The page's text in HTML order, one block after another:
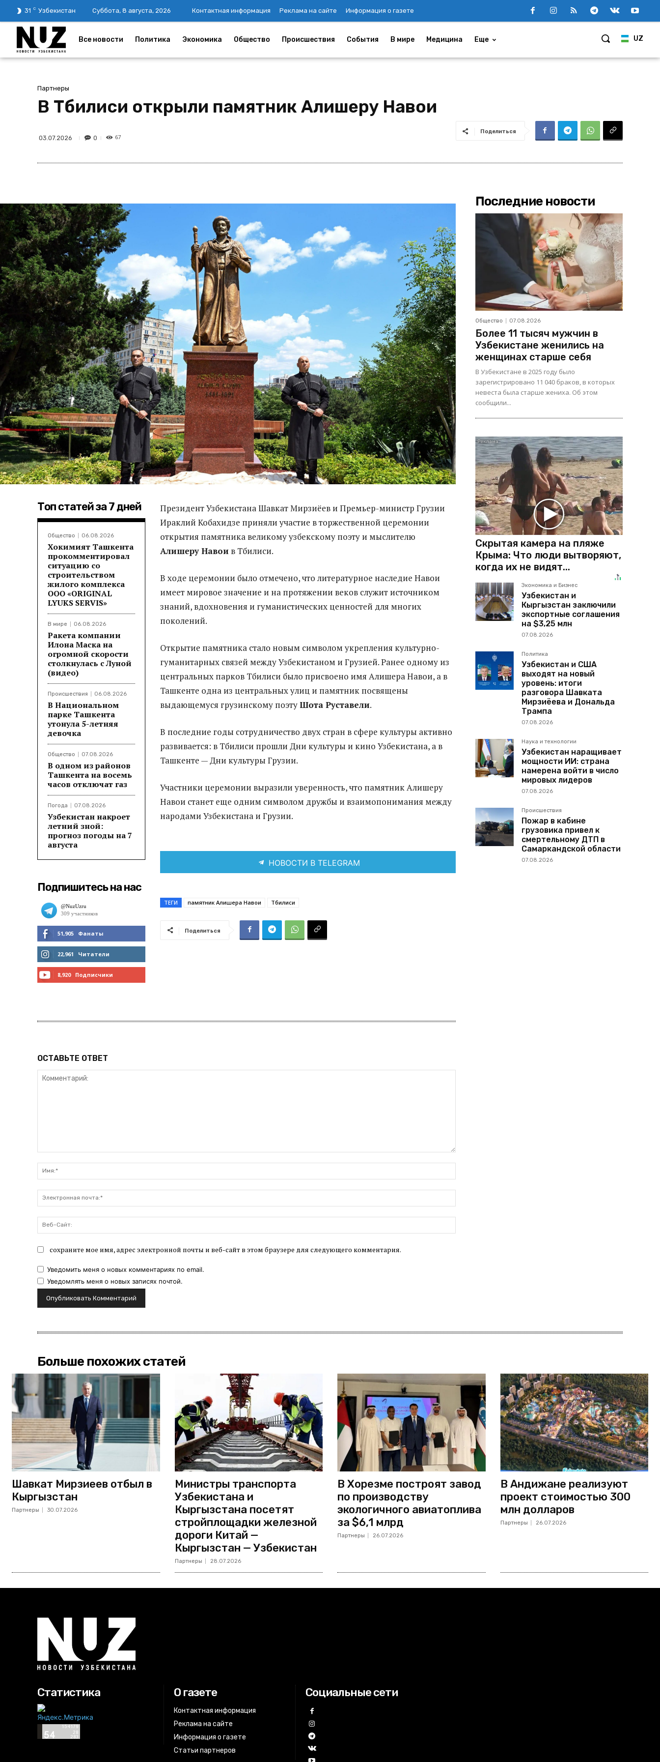
31 C Узбекистан Суббота, 8 августа, 2026 Контактная информация Реклама на сайте Информация о газете
UZ
Все новости Политика Экономика Общество Происшествия События В мире Медицина Еще
Партнеры
В Тбилиси открыли памятник Алишеру Навои
03.07.2026 0 67
Поделиться
Топ статей за 7 дней
Общество 06.08.2026
Хокимият Ташкента
прокомментировал
ситуацию со
строительством
жилого комплекса
ООО «ORIGINAL
LYUKS SERVIS»
В мире 06.08.2026
Ракета компании
Илона Маска на
огромной скорости
столкнулась с Луной
(видео)
Происшествия 06.08.2026
В Национальном
парке Ташкента
утонула 5-летняя
девочка
Общество 07.08.2026
В одном из районов
Ташкента на восемь
часов отключат газ
Погода 07.08.2026
Узбекистан накроет
летний зной:
прогноз погоды на 7
августа
Подпишитесь на нас
51,905 Фанаты
МНЕ НРАВИТСЯ
22,961 Читатели
8,920 Подписчики
Президент Узбекистана Шавкат Мирзиёев и Премьер-министр Грузии
Ираклий Кобахидзе приняли участие в торжественной церемонии
открытия памятника великому узбекскому поэту и мыслителю
Алишеру Навои в Тбилиси.
В ходе церемонии было отмечено, что литературное наследие Навои
имеет мировое значение и на протяжении веков служит источником
знаний, вдохновения и гуманистических ценностей для многих
поколений.
Открытие памятника стало новым символом укрепления культурно-
гуманитарных связей между Узбекистаном и Грузией. Ранее одному из
центральных парков Тбилиси было присвоено имя Алишера Навои, а в
Ташкенте одна из центральных улиц и памятник посвящены
выдающемуся грузинскому поэтуШота Руставели.
В последние годы сотрудничество двух стран в сфере культуры активно
развивается: в Тбилиси прошли Дни культуры и кино Узбекистана, а в
Ташкенте — Дни культуры Грузии.
Участники церемонии выразили уверенность, что памятник Алишеру
Навои станет еще одним символом дружбы и взаимопонимания между
народами Узбекистана и Грузии.
НОВОСТИ В TELEGRAM
ТЕГИ памятник Алишера Навои Тбилиси
Поделиться
ОСТАВЬТЕ ОТВЕТ
почта:*
Сайт:
сохраните мое имя, адрес электронной почты и веб-сайт в этом браузере для следующего комментария.
Уведомить меня о новых комментариях по email.
Уведомлять меня о новых записях почтой.
Последние новости
Общество 07.08.2026
Более 11 тысяч мужчин в
Узбекистане женились на
женщинах старше себя
В Узбекистане в 2025 году было
зарегистрировано 11 040 браков, в которых
невеста была старше жениха. Об этом
сообщили...
Скрытая камера на пляже
Крыма: Что люди вытворяют,
когда их не видят...
Экономика и Бизнес
Узбекистан и
Кыргызстан заключили
экспортные соглашения
на $3,25 млн
07.08.2026
Политика
Узбекистан и США
выходят на новый
уровень: итоги
разговора Шавката
Мирзиёева и Дональда
Трампа
07.08.2026
Наука и технологии
Узбекистан наращивает
мощности ИИ: страна
намерена войти в число
мировых лидеров
07.08.2026
Происшествия
Пожар в кабине
грузовика привел к
смертельному ДТП в
Самаркандской области
07.08.2026
Больше похожих статей
Шавкат Мирзиеев отбыл в
Кыргызстан
Партнеры 30.07.2026
Министры транспорта
Узбекистана и
Кыргызстана посетят
стройплощадки железной
дороги Китай —
Кыргызстан — Узбекистан
Партнеры 28.07.2026
В Хорезме построят завод
по производству
экологичного авиатоплива
за $6,1 млрд
Партнеры 26.07.2026
В Андижане реализуют
проект стоимостью 300
млн долларов
Партнеры 26.07.2026
Статистика О газете
Контактная информация
Реклама на сайте
Информация о газете
Статьи партнеров
Социальные сети